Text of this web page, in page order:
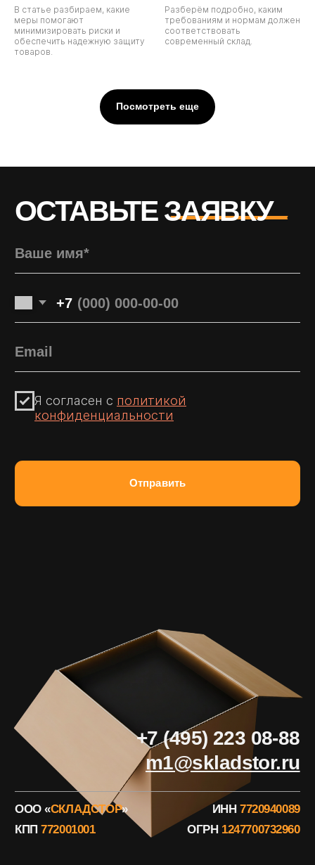
В статье разбираем, какие
меры помогают
минимизировать риски и
обеспечить надежную защиту
товаров.
Разберём подробно, каким
требованиям и нормам должен
соответствовать
современный склад.
Посмотреть еще